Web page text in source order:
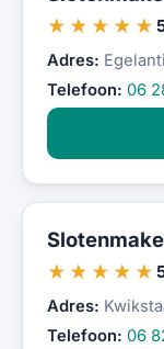
★★★★★
Adres:
Telefoon: 06
★★★★★
Adres:
Telefoon: 06